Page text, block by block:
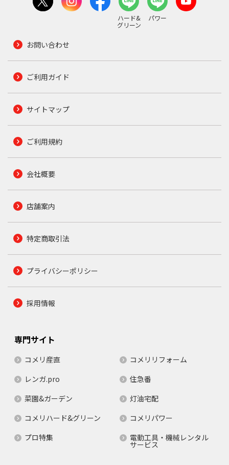
ハード&
グリーン
パワー
お問い合わせ
ご利用ガイド
サイトマップ
ご利用規約
会社概要
店舗案内
特定商取引法
プライバシーポリシー
採用情報
専門サイト
コメリ産直
コメリリフォーム
レンガ.pro
住急番
菜園&ガーデン
灯油宅配
コメリハード&グリーン
コメリパワー
プロ特集
電動工具・機械レンタル
サービス